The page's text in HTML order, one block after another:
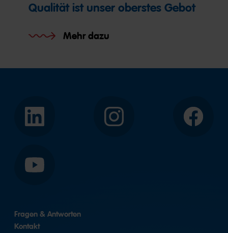
Qualität ist unser oberstes Gebot
Mehr dazu
LinkedIn Instagram Facebook
YouTube
Fragen & Antworten
Kontakt